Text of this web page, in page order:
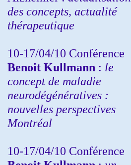
des concepts, actualité
thérapeutique
10-17/04/10 Conférence
Benoit Kullmann : le
concept de maladie
neurodégénératives :
nouvelles perspectives
Montréal
10-17/04/10 Conférence